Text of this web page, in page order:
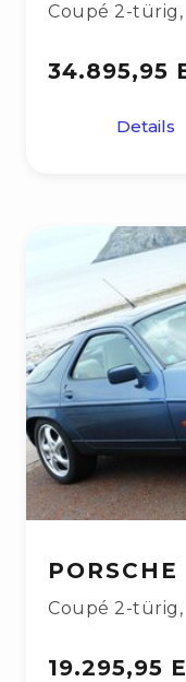
Coupé 2-türig ,
34.895,95
Details
PORSCHE
Coupé 2-türig ,
19.295,95